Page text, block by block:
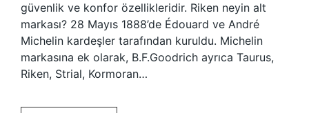
güvenlik ve konfor özellikleridir. Riken neyin alt
markası? 28 Mayıs 1888’de Édouard ve André
Michelin kardeşler tarafından kuruldu. Michelin
markasına ek olarak, B.F.Goodrich ayrıca Taurus,
Riken, Strial, Kormoran…